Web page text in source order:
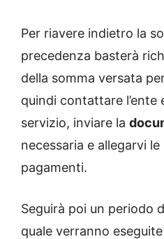
Per riavere indietro la
precedenza basterà
della somma versata
quindi contattare l’ente
servizio, inviare la
necessaria e allegarvi le
pagamenti.
Seguirà poi un periodo
quale verranno